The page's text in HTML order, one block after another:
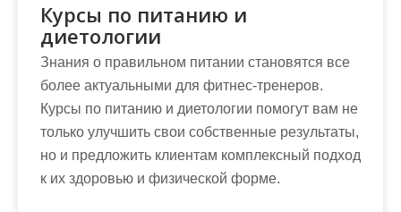
Курсы по питанию и
диетологии
Знания о правильном питании становятся все
более актуальными для фитнес-тренеров.
Курсы по питанию и диетологии помогут вам не
только улучшить свои собственные результаты,
но и предложить клиентам комплексный подход
к их здоровью и физической форме.